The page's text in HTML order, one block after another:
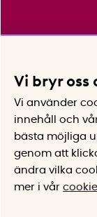
Vi bryr
Vi använder
innehåll och
bästa möjliga
genom att
ändra vilka
mer i vår